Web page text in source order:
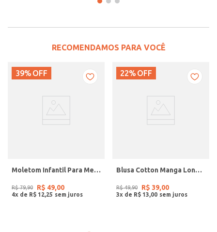
RECOMENDAMOS PARA VOCÊ
39% OFF
Moletom Infantil Para Menino - AZUL
R$ 79,90 R$ 49,00
4x de R$ 12 25
22% OFF
Blusa Cotton Manga Longa Juvenil Para Menina - PINK
R$ 49,90 R$ 39,00
3x de R$ 13 00